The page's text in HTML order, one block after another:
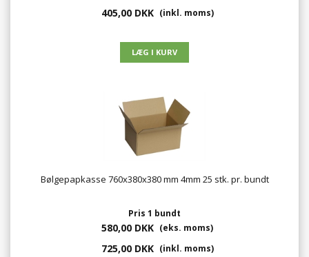
405,00 DKK (inkl. moms)
Bølgepapkasse 760x380x380 mm 4mm 25 stk. pr. bundt
Pris 1 bundt
580,00 DKK (eks. moms)
725,00 DKK (inkl. moms)